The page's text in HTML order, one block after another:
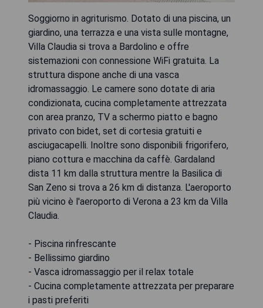
Soggiorno in agriturismo. Dotato di una piscina, un
giardino, una terrazza e una vista sulle montagne,
Villa Claudia si trova a Bardolino e offre
sistemazioni con connessione WiFi gratuita. La
struttura dispone anche di una vasca
idromassaggio. Le camere sono dotate di aria
condizionata, cucina completamente attrezzata
con area pranzo, TV a schermo piatto e bagno
privato con bidet, set di cortesia gratuiti e
asciugacapelli. Inoltre sono disponibili frigorifero,
piano cottura e macchina da caffè. Gardaland
dista 11 km dalla struttura mentre la Basilica di
San Zeno si trova a 26 km di distanza. L'aeroporto
più vicino è l'aeroporto di Verona a 23 km da Villa
Claudia.
- Piscina rinfrescante
- Bellissimo giardino
- Vasca idromassaggio per il relax totale
- Cucina completamente attrezzata per preparare
i pasti preferiti